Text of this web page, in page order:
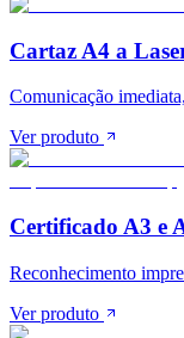
Cartaz A4 a
Comunicação
Ver produto
Certificado A3 e
Reconhecimento
Ver produto